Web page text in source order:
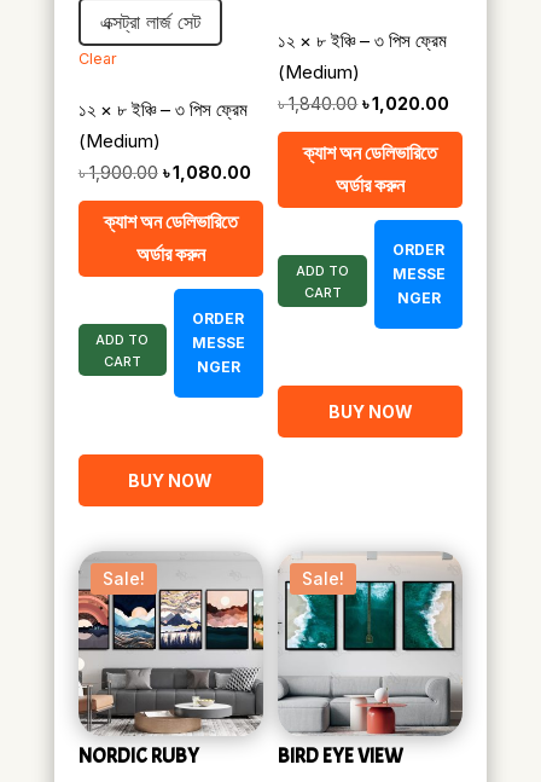
এক্সট্রা লার্জ সেট
Clear
১২ × ৮ ইঞ্চি – ৩ পিস ফ্রেম
(Medium)
৳1,900.00 Original
price
was:
৳ 1,900.00.
৳1,080.00Current
price
৳ 1,080.00.
ক্যাশ অন ডেলিভারিতে
অর্ডার করুন
ADD TO
CART
ORDER
MESSE
NGER
BUY NOW
১২ × ৮ ইঞ্চি – ৩ পিস ফ্রেম
(Medium)
৳1,840.00 Original
price
was:
৳ 1,840.00.
৳1,020.00
price
ক্যাশ অন ডেলিভারিতে
অর্ডার করুন
ADD TO
CART
ORDER
MESSE
NGER
BUY NOW
Sale!
NORDIC RUBY
Sale!
BIRD EYE VIEW